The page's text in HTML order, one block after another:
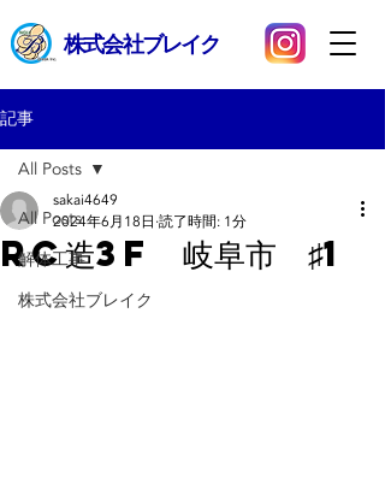
​株式会社ブレイク
記事
All Posts
解体工事
株式会社ブレイク
All Posts
RC造3F 岐阜市 ♯1
sakai4649
2024年6月18日 読了時間: 1分